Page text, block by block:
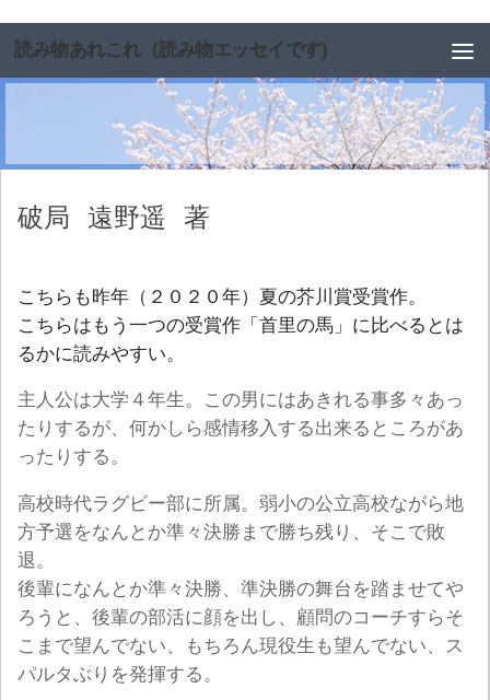
読み物あれこれ（読み物エッセイです)
破局 遠野遥 著
こちらも昨年（２０２０年）夏の芥川賞受賞作。
こちらはもう一つの受賞作「首里の馬」に比べるとは
るかに読みやすい。
主人公は大学４年生。この男にはあきれる事多々あっ
たりするが、何かしら感情移入する出来るところがあ
ったりする。
高校時代ラグビー部に所属。弱小の公立高校ながら地
方予選をなんとか準々決勝まで勝ち残り、そこで敗
退。
後輩になんとか準々決勝、準決勝の舞台を踏ませてや
ろうと、後輩の部活に顔を出し、顧問のコーチすらそ
こまで望んでない、もちろん現役生も望んでない、ス
パルタぶりを発揮する。